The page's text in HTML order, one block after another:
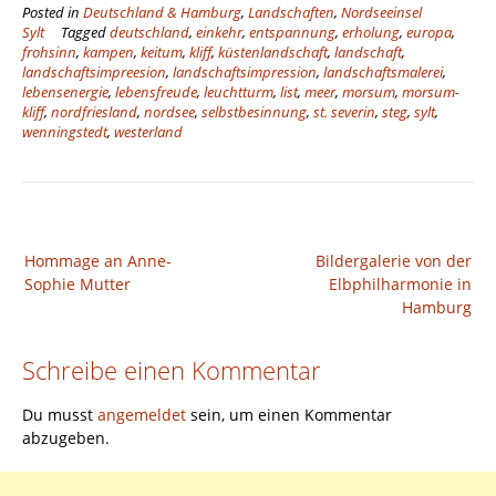
Posted in Deutschland & Hamburg, Landschaften, Nordseeinsel
Sylt
Taggeddeutschland, einkehr, entspannung, erholung, europa,
frohsinn, kampen, keitum, kliff, küstenlandschaft, landschaft,
landschaftsimpreesion, landschaftsimpression, landschaftsmalerei,
lebensenergie, lebensfreude, leuchtturm, list, meer, morsum, morsum-
kliff, nordfriesland, nordsee, selbstbesinnung, st. severin, steg, sylt,
wenningstedt, westerland
Bildergalerie von der
Elbphilharmonie in
Hamburg
Hommage an Anne-
Sophie Mutter
Schreibe einen Kommentar
Du musst angemeldet sein, um einen Kommentar
abzugeben.